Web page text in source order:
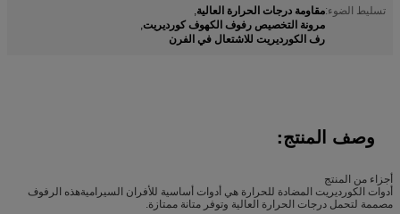
تسليط الضوء:مقاومة درجات الحرارة العالية,
مرونة التخصيص رفوف الكهوف كورديريت,
رف الكورديريت للاشتعال في الفرن
وصف المنتج:
أجزاء من المنتج
أدوات الكورديريت المضادة للحرارة هي أدوات أساسية للأفران السيراميةهذه الرفوف
مصممة لتحمل درجات الحرارة العالية وتوفر متانة ممتازة.